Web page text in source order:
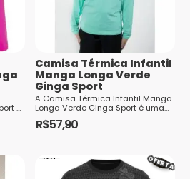
Saiba
comentários são
é
Camisa Térmica Infantil
Manga Longa Verde
Ginga Sport
A Camisa Térmica Infantil Manga
Longa Verde Ginga Sport é uma
peça indispensável para as
crianças que praticam esportes e
R$57,90
produto
OFERTA